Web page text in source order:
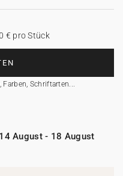
Farben, Schriftarten...
€ pro Stück
August - 18 August